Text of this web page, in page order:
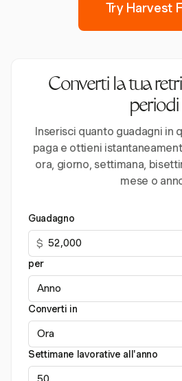
Try Harvest
Converti la tua
periodi
Inserisci quanto guadagni in
paga e ottieni
ora, giorno, settimana,
mese o
Guadagno
$
per
Converti in
Settimane lavorative all'anno